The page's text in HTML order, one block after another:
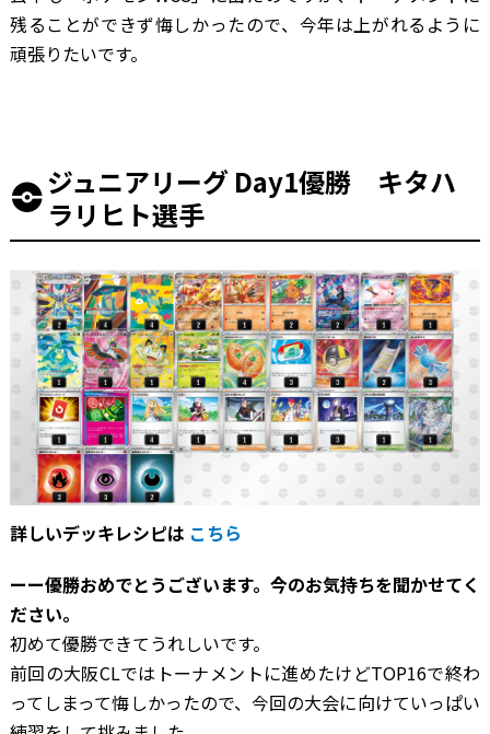
残ることができず悔しかったので、今年は上がれるように
頑張りたいです。
ジュニアリーグ Day1優勝 キタハ
ラリヒト選手
詳しいデッキレシピは こちら
ーー優勝おめでとうございます。今のお気持ちを聞かせてく
ださい。
初めて優勝できてうれしいです。
前回の大阪CLではトーナメントに進めたけどTOP16で終わ
ってしまって悔しかったので、今回の大会に向けていっぱい